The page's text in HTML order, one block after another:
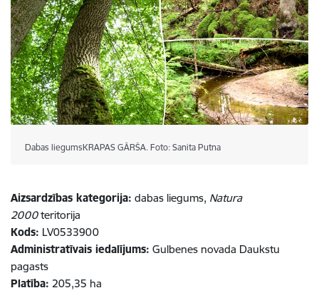
Dabas liegumsKRAPAS GĀRŠA. Foto: Sanita Putna
Aizsardzības kategorija: dabas liegums, Natura
2000teritorija
Kods: LV0533900
Administratīvais iedalījums: Gulbenes novada Daukstu
pagasts
Platība: 205,35 ha